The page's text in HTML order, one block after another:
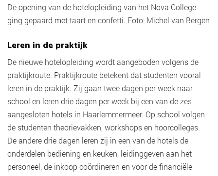
De opening van de hotelopleiding van het Nova College
ging gepaard met taart en confetti. Foto: Michel van Bergen
Leren in de praktijk
De nieuwe hotelopleiding wordt aangeboden volgens de
praktijkroute. Praktijkroute betekent dat studenten vooral
leren in de praktijk. Zij gaan twee dagen per week naar
school en leren drie dagen per week bij een van de zes
aangesloten hotels in Haarlemmermeer. Op school volgen
de studenten theorievakken, workshops en hoorcolleges.
De andere drie dagen leren zij in een van de hotels de
onderdelen bediening en keuken, leidinggeven aan het
personeel, de inkoop coördineren en voor de financiële